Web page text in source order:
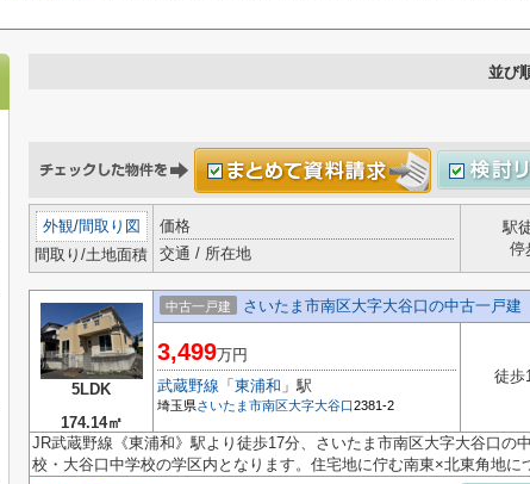
並び
外観/間取り図
間取り/土地面積
価格
交通 / 所在地
駅
停
5LDK
174.14㎡
中古一戸建 さいたま市南区大字大谷口の中古一戸建
3,499万円
武蔵野線 「 東浦和 」駅
埼玉県さいたま市南区大字大谷口2381-2
徒歩
JR武蔵野線《東浦和》駅より徒歩17分、さいたま市南区大字大谷口の
校・大谷口中学校の学区内となります。住宅地に佇む南東×北東角地に